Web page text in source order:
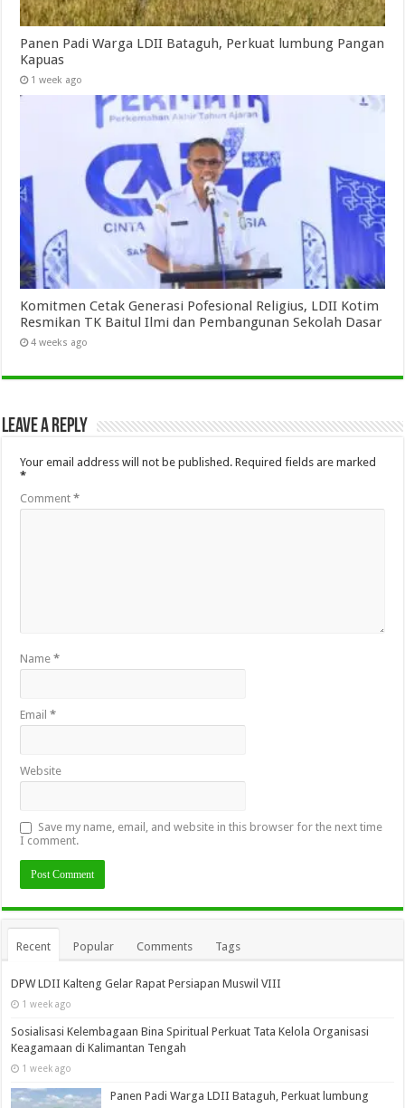
Panen Padi Warga LDII Bataguh, Perkuat lumbung Pangan
Kapuas
1 week ago
Komitmen Cetak Generasi Pofesional Religius, LDII Kotim
Resmikan TK Baitul Ilmi dan Pembangunan Sekolah Dasar
4 weeks ago
Leave a Reply
Your email address will not be published. Required fields are marked
*
Comment*
Name*
Email*
Website
Save my name, email, and website in this browser for the next time
I comment.
Recent Popular Comments Tags
DPW LDII Kalteng Gelar Rapat Persiapan Muswil VIII
1 week ago
Sosialisasi Kelembagaan Bina Spiritual Perkuat Tata Kelola Organisasi
Keagamaan di Kalimantan Tengah
1 week ago
Panen Padi Warga LDII Bataguh, Perkuat lumbung